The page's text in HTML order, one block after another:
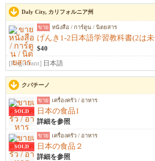
Daly City, カリフォルニア州
ขาย หนังสือ / การ์ตูน / นิตยสาร
げんき1-2日本語学習教科書(2は
$40
[Registrant] 日本語
クパチーノ
SOLD
ขาย เครื่องครัว / อาหาร
日本の食品1
詳細を参照
SOLD
ขาย เครื่องครัว / อาหาร
日本の食品２
詳細を参照